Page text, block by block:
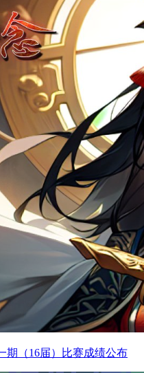
期（16届）比赛成绩公布